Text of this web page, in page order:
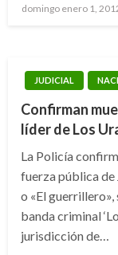
Publicado
domingo enero 1,
JUDICIAL
Confirman
líder de Los
La Policía
fuerza pública de
o «El guerrillero»,
banda criminal
jurisdicción de…